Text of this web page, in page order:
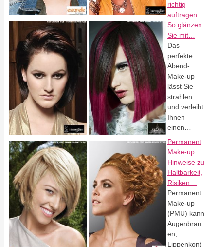
richtig
auftragen:
So glänzen
Sie mit…
Das
perfekte
Abend-
Make-up
lässt Sie
strahlen
und verleiht
Ihnen
einen…
Permanent
Make-up:
Hinweise zu
Haltbarkeit,
Risiken…
Permanent
Make-up
(PMU) kann
Augenbrau
en,
Lippenkont